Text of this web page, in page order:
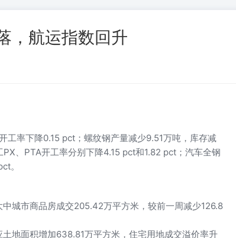
，航运指数回升
工率下降0.15 pct；螺纹钢产量减少9.51万吨，库存减
、PTA开工率分别下降4.15 pct和1.82 pct；汽车全钢
。
中城市商品房成交205.42万平方米，较前一周减少126.8
土地面积增加638.81万平方米，住宅用地成交溢价率升